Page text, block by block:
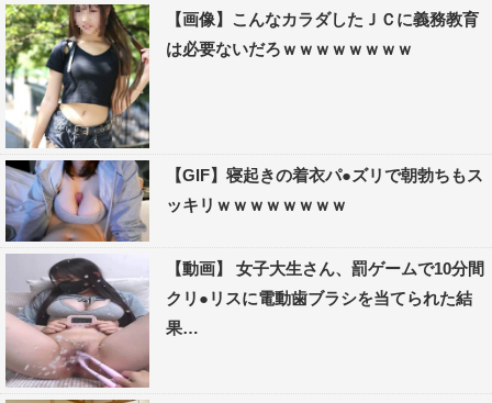
【画像】こんなカラダしたＪＣに義務教育
は必要ないだろｗｗｗｗｗｗｗｗ
【GIF】寝起きの着衣パ●ズリで朝勃ちもス
ッキリｗｗｗｗｗｗｗｗ
【動画】 女子大生さん、罰ゲームで10分間
クリ●リスに電動歯ブラシを当てられた結
果…